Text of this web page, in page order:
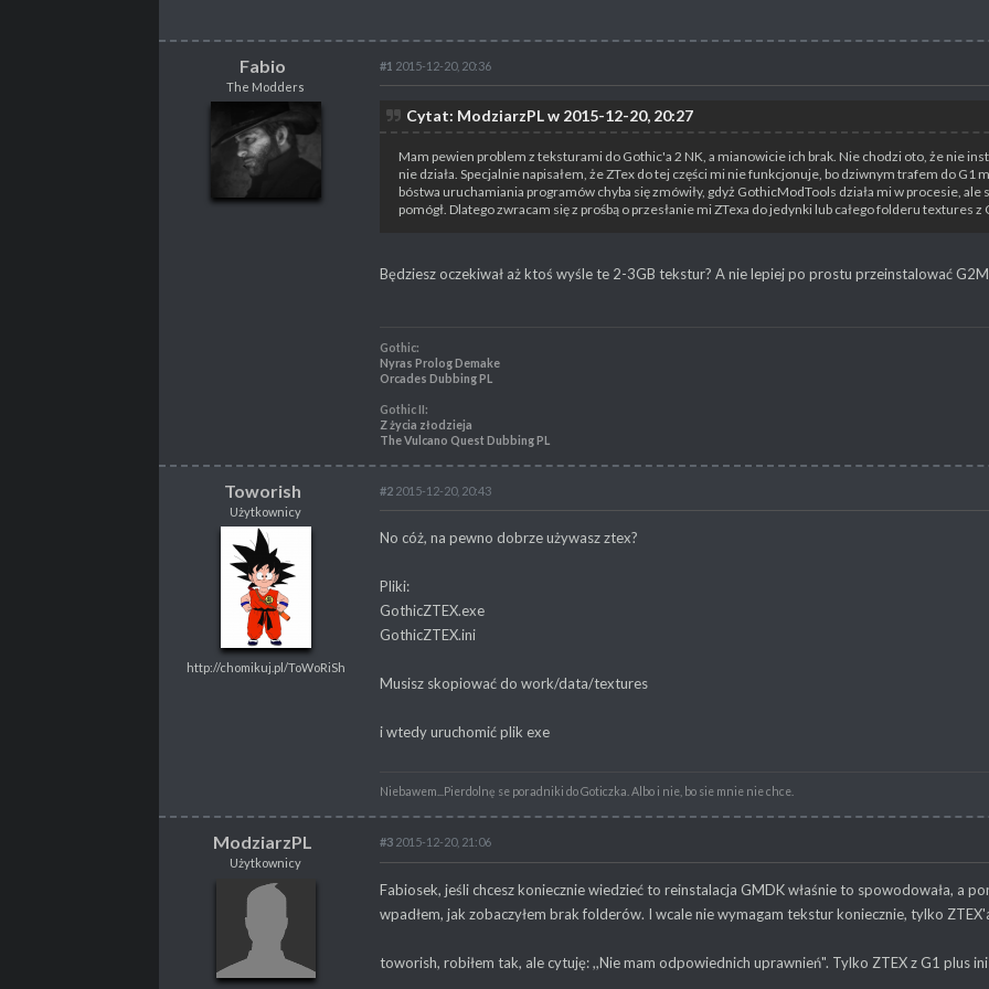
Fabio
Fabio
Skrypter
The Modders
#1 2015-12-20, 20:36
Cytat: ModziarzPL w 2015-12-20, 20:27
Mam pewien problem z teksturami do Gothic'a 2 NK, a mianowicie ich brak. Nie chodzi oto, że nie
nie działa. Specjalnie napisałem, że ZTex do tej części mi nie funkcjonuje, bo dziwnym trafem do G1
bóstwa uruchamiania programów chyba się zmówiły, gdyż GothicModTools działa mi w procesie,
pomógł. Dlatego zwracam się z prośbą o przesłanie mi ZTexa do jedynki lub całego folderu textures z
Będziesz oczekiwał aż ktoś wyśle te 2-3GB tekstur? A nie lepiej po prostu przeinstalować
Gothic:
Nyras Prolog Demake
Orcades Dubbing PL
Gothic II:
Z życia złodzieja
The Vulcano Quest Dubbing PL
Toworish
Toworish
POSTY
1664
Użytkownicy
http://chomikuj.pl/ToWoRiSh
#2 2015-12-20, 20:43
No cóż, na pewno dobrze używasz ztex?
Pliki:
GothicZTEX.exe
GothicZTEX.ini
Musisz skopiować do work/data/textures
i wtedy uruchomić plik exe
Niebawem...Pierdolnę se poradniki do Goticzka. Albo i nie, bo sie mnie nie chce.
ModziarzPL
Użytkownicy
#3 2015-12-20, 21:06
Fabiosek, jeśli chcesz koniecznie wiedzieć to reinstalacja GMDK właśnie to spowodowała, a
wpadłem, jak zobaczyłem brak folderów. I wcale nie wymagam tekstur koniecznie, tylko
toworish, robiłem tak, ale cytuję: ,,Nie mam odpowiednich uprawnień". Tylko ZTEX z G1 plus ini